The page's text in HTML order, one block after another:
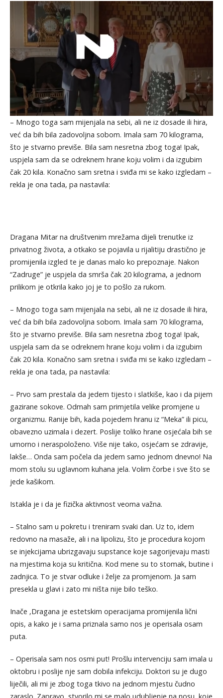
– Mnogo toga sam mijenjala na sebi, ali ne iz dosade ili hira,
već da bih bila zadovoljna sobom. Imala sam 70 kilograma,
što je stvarno previše. Bila sam nesretna zbog toga! Ipak,
uspjela sam da se odreknem hrane koju volim i da izgubim
čak 20 kila. Konačno sam sretna i sviđa mi se kako izgledam –
rekla je ona tada, pa nastavila:
Dragana Mitar na društvenim mrežama dijeli trenutke iz
privatnog života, a otkako se pojavila u rijalitiju drastično je
promijenila izgled te je danas malo ko prepoznaje. Nakon
“Zadruge” je uspjela da smrša čak 20 kilograma, a jednom
prilikom je otkrila kako joj je to pošlo za rukom.
– Mnogo toga sam mijenjala na sebi, ali ne iz dosade ili hira,
već da bih bila zadovoljna sobom. Imala sam 70 kilograma,
što je stvarno previše. Bila sam nesretna zbog toga! Ipak,
uspjela sam da se odreknem hrane koju volim i da izgubim
čak 20 kila. Konačno sam sretna i sviđa mi se kako izgledam –
rekla je ona tada, pa nastavila:
– Prvo sam prestala da jedem tijesto i slatkiše, kao i da pijem
gazirane sokove. Odmah sam primjetila velike promjene u
organizmu. Ranije bih, kada pojedem hranu iz “Meka” ili picu,
obavezno uzimala i dezert. Poslije toliko hrane osjećala bih se
umorno i neraspoloženo. Više nije tako, osjećam se zdravije,
lakše… Onda sam počela da jedem samo jednom dnevno! Na
mom stolu su uglavnom kuhana jela. Volim čorbe i sve što se
jede kašikom.
Istakla je i da je fizička aktivnost veoma važna.
– Stalno sam u pokretu i treniram svaki dan. Uz to, idem
redovno na masaže, ali i na lipolizu, što je procedura kojom
se injekcijama ubrizgavaju supstance koje sagorijevaju masti
na mjestima koja su kritična. Kod mene su to stomak, butine i
zadnjica. To je stvar odluke i želje za promjenom. Ja sam
presekla u glavi i zato mi ništa nije bilo teško.
Inače ,Dragana je estetskim operacijama promijenila lični
opis, a kako je i sama priznala samo nos je operisala osam
puta.
– Operisala sam nos osmi put! Prošlu intervenciju sam imala u
oktobru i poslije nje sam dobila infekciju. Doktori su je dugo
liječili, ali mi je zbog toga tkivo na jednom mjestu čudno
zaraslo. Zapravo, stvorilo mi se malo udubljenje na nosu, koje